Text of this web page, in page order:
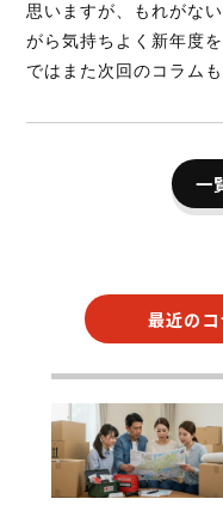
思いますが、もれがな
がら気持ちよく新年度
ではまた次回のコラムも
一
最近のコ